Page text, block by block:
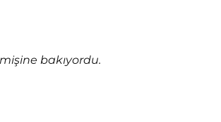
bakıyordu.